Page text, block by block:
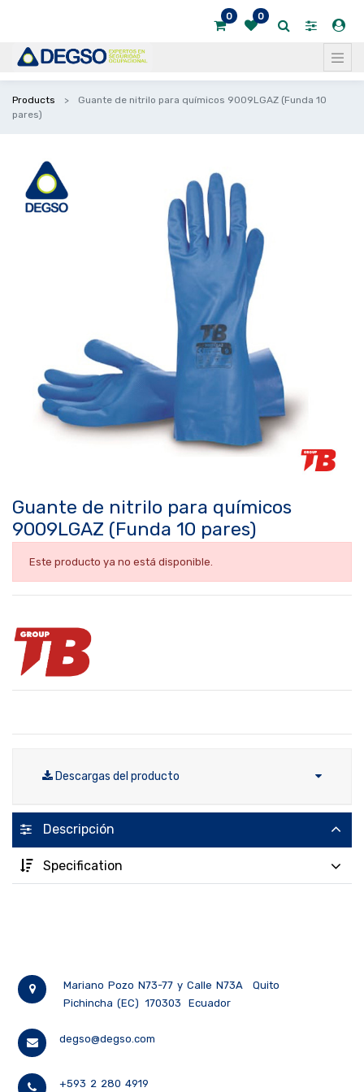
0 0
Products
Guante de nitrilo para químicos 9009LGAZ (Funda 10
pares)
Guante de nitrilo para químicos
9009LGAZ (Funda 10 pares)
Este producto ya no está disponible.
Descargas del producto
Descripción
Specification
Mariano Pozo N73-77 y Calle N73A
Quito
Pichincha (EC)
170303 Ecuador
degso@degso.com
+593 2 280 4919